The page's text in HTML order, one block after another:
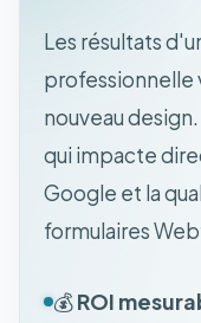
Les résultats
professionnelle
nouveau
qui impacte
Google et la
formulaires
💰ROI